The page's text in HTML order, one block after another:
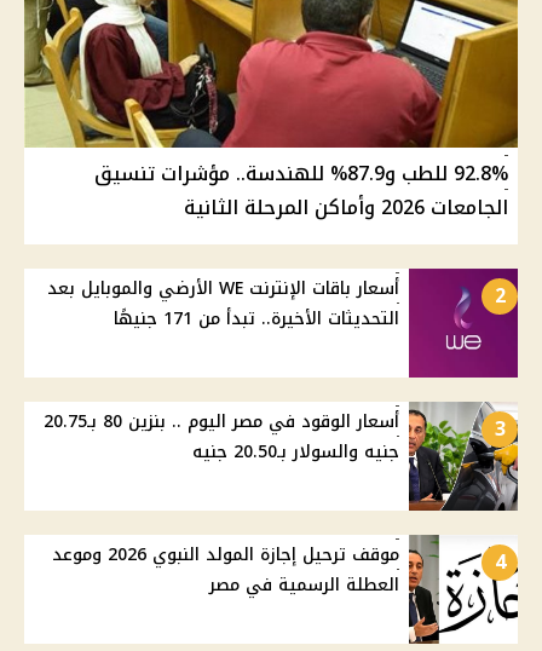
92.8% للطب و87.9% للهندسة.. مؤشرات تنسيق
الجامعات 2026 وأماكن المرحلة الثانية
2
أسعار باقات الإنترنت WE الأرضي والموبايل بعد
التحديثات الأخيرة.. تبدأ من 171 جنيهًا
3
أسعار الوقود في مصر اليوم .. بنزين 80 بـ20.75
جنيه والسولار بـ20.50 جنيه
4
موقف ترحيل إجازة المولد النبوي 2026 وموعد
العطلة الرسمية في مصر